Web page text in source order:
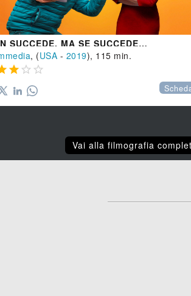
SUCCEDE, MA SE SUCCEDE…
, (USA - 2019), 115 min.
  
Vai alla filmografia